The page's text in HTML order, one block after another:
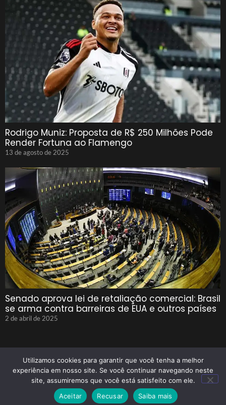
Rodrigo Muniz: Proposta de R$ 250 Milhões Pode
Render Fortuna ao Flamengo
13 de agosto de 2025
Senado aprova lei de retaliação comercial: Brasil
se arma contra barreiras de EUA e outros países
2 de abril de 2025
© 2025 Tenho Que Saber Todos Os Direitos Reservados
Utilizamos cookies para garantir que você tenha a melhor
experiência em nosso site. Se você continuar navegando neste
site, assumiremos que você está satisfeito com ele.
Aceitar
Recusar Saiba mais